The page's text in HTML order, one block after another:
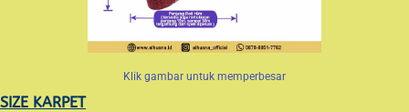
Klik gambar untuk memperbesar
SIZE KARPET